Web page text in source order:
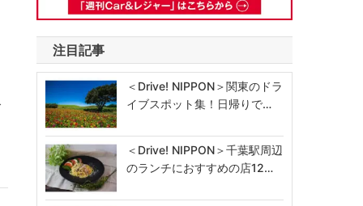
注目記事
＜Drive! NIPPON＞関東のドラ
イブスポット集！日帰りで…
＜Drive! NIPPON＞千葉駅周辺
のランチにおすすめの店12…